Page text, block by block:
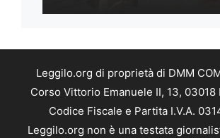
Leggilo.org di proprietà di DMM
Corso Vittorio Emanuele II, 13, 03018
Codice Fiscale e Partita I.V.A.
Leggilo.org non è una testata